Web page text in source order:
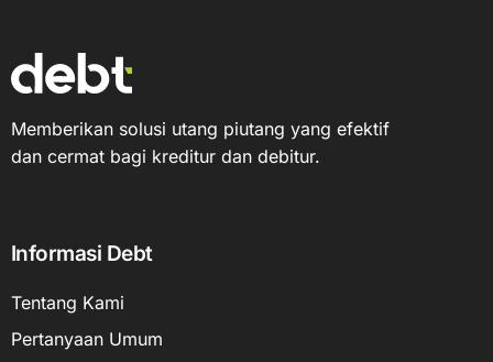
Memberikan solusi utang piutang yang efektif
dan cermat bagi kreditur dan debitur.
Informasi Debt
Tentang Kami
Pertanyaan Umum